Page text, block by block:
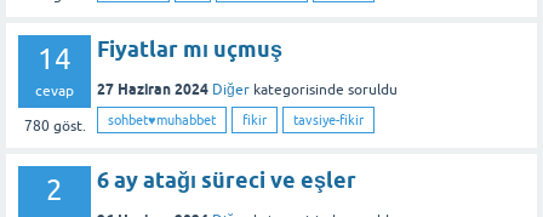
14
cevap
780göst.
Fiyatlar mı uçmuş
27 Haziran 2024 Diğer kategorisinde soruldu
sohbet♥️muhabbet fikir tavsiye-fikir
2 6 ay atağı süreci ve eşler